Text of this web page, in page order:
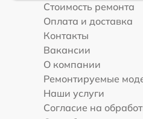
Стоимость ремонта
Оплата и доставка
Контакты
Вакансии
О компании
Ремонтируемые
Наши услуги
Согласие на